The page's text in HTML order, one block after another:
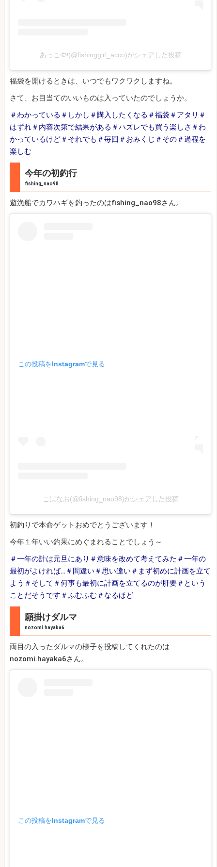
あっこ🐟(@fishinggirl_acco)がシェアした投稿
福袋を開けるときは、いつでもワクワクしますね。
さて、お目当てのいいものは入っていたのでしょうか。
＃わかっている＃しかし＃購入したくなる＃福袋＃アタリ＃
はずれ＃内容次第で結果がある＃ハズレでも買う楽しさ＃わ
かっているけど＃それでも＃毎回＃おみくじ＃その＃過程を
楽しむ
今年の初釣行
fishing_nao98
遊漁船でカワハギを釣ったのはfishing_nao98さん。
この投稿をInstagramで見る
こばなお(@fishing_nao98)がシェアした投稿
初釣りで本命ゲットおめでとうございます！
今年１年いい釣果にめぐまれることでしょう～
＃一年の計は元旦にあり＃意味を改めて考えてみた＃一年の
最初がよければ…＃間違い＃思い違い＃まず初めに計画を立て
よう＃そして＃何事も最初に計画を立てるのが肝要＃という
ことだそうです＃ふむふむ＃なるほど
願掛けダルマ
nozomi.hayaka6
両目の入ったダルマの様子を投稿してくれたのは
nozomi.hayaka6さん。
この投稿をInstagramで見る